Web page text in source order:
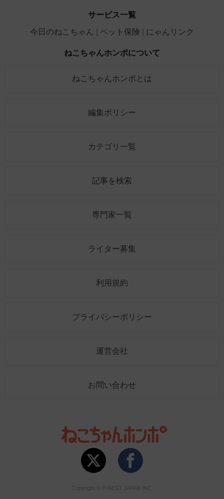
サービス一覧
今日のねこちゃん
ペット保険 にゃんリンク
ねこちゃんホンポについて
ねこちゃんホンポとは
編集ポリシー
カテゴリ一覧
記事を検索
専門家一覧
ライター募集
利用規約
プライバシーポリシー
運営会社
お問い合わせ
Copyright © P-NEST JAPAN INC.